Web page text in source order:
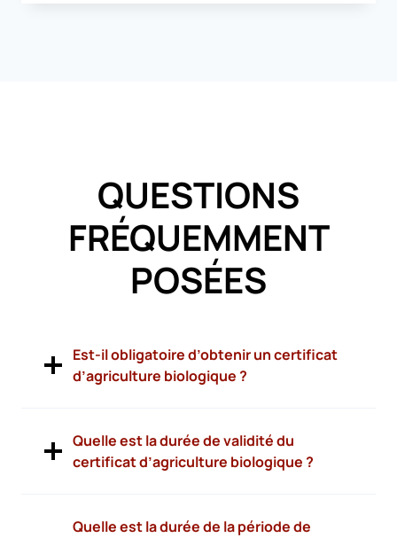
QUESTIONS
FRÉQUEMMENT
POSÉES
Est-il obligatoire d’obtenir un certificat
d’agriculture biologique ?
Quelle est la durée de validité du
certificat d’agriculture biologique ?
Quelle est la durée de la période de